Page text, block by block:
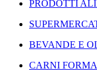
PRODOTTI
BEVANDE E
CARNI